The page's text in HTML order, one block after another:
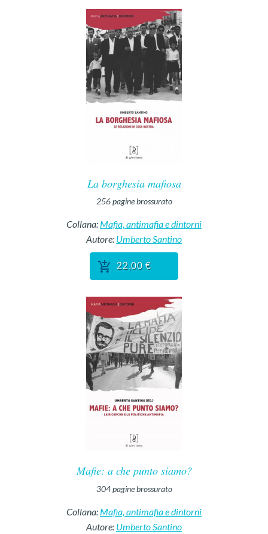
La borghesia mafiosa
256pagine brossurato
Collana: Mafia, antimafia e dintorni
Autore: Umberto Santino
22,00 €
Mafie: a che punto siamo?
304pagine brossurato
Collana: Mafia, antimafia e dintorni
Autore: Umberto Santino